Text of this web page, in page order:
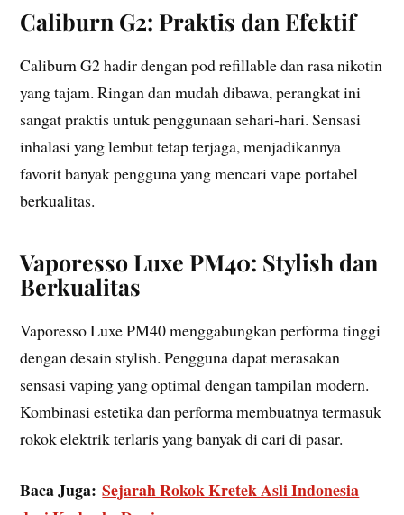
Caliburn G2: Praktis dan Efektif
Caliburn G2 hadir dengan pod refillable dan rasa nikotin
yang tajam. Ringan dan mudah dibawa, perangkat ini
sangat praktis untuk penggunaan sehari-hari. Sensasi
inhalasi yang lembut tetap terjaga, menjadikannya
favorit banyak pengguna yang mencari vape portabel
berkualitas.
Vaporesso Luxe PM40: Stylish dan
Berkualitas
Vaporesso Luxe PM40 menggabungkan performa tinggi
dengan desain stylish. Pengguna dapat merasakan
sensasi vaping yang optimal dengan tampilan modern.
Kombinasi estetika dan performa membuatnya termasuk
rokok elektrik terlaris yang banyak di cari di pasar.
Baca Juga:Sejarah Rokok Kretek Asli Indonesia